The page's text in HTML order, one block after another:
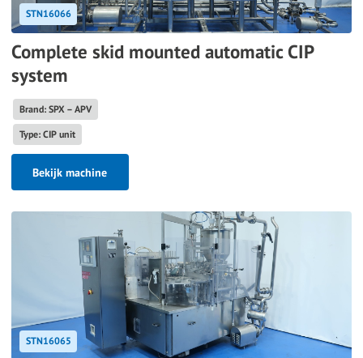
STN16066
Complete skid mounted automatic CIP
system
Brand: SPX – APV
Type: CIP unit
Bekijk machine
STN16065